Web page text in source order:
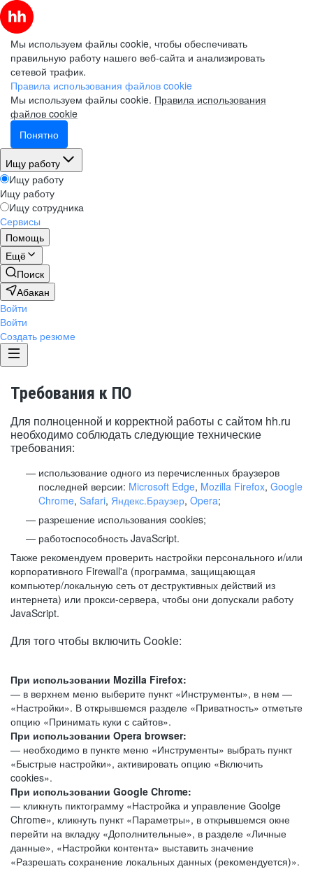
Мы используем файлы cookie, чтобы обеспечивать
правильную работу нашего веб-сайта и анализировать
сетевой трафик.
Правила использования файлов cookie
Мы используем файлы cookie. Правила использования
файлов cookie
Понятно
Ищу работу
Ищу работу
Ищу работу
Ищу сотрудника
Сервисы
Помощь
Ещё
Поиск
Абакан
Войти
Войти
Создать резюме
Требования к ПО
Для полноценной и корректной работы с сайтом hh.ru
необходимо соблюдать следующие технические
требования:
использование одного из перечисленных браузеров
последней версии: Microsoft Edge, Mozilla Firefox, Google
Chrome, Safari, Яндекс.Браузер, Opera;
разрешение использования cookies;
работоспособность JavaScript.
Также рекомендуем проверить настройки персонального и/или
корпоративного Firewall'a (программа, защищающая
компьютер/локальную сеть от деструктивных действий из
интернета) или прокси-сервера, чтобы они допускали работу
JavaScript.
Для того чтобы включить Cookie:
При использовании Mozilla Firefox:
— в верхнем меню выберите пункт «Инструменты», в нем —
«Настройки». В открывшемся разделе «Приватность» отметьте
опцию «Принимать куки с сайтов».
При использовании Opera browser:
— необходимо в пункте меню «Инструменты» выбрать пункт
«Быстрые настройки», активировать опцию «Включить
cookies».
При использовании Google Chrome:
— кликнуть пиктограмму «Настройка и управление Goolge
Chrome», кликнуть пункт «Параметры», в открывшемся окне
перейти на вкладку «Дополнительные», в разделе «Личные
данные», «Настройки контента» выставить значение
«Разрешать сохранение локальных данных (рекомендуется)».